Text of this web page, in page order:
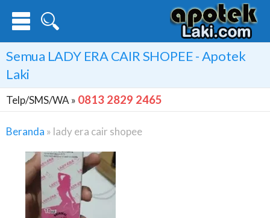
Semua LADY ERA CAIR SHOPEE- Apotek
Laki
Telp/SMS/WA » 0813 2829 2465
Beranda » lady era cair shopee
Lady
Cair
Shopee